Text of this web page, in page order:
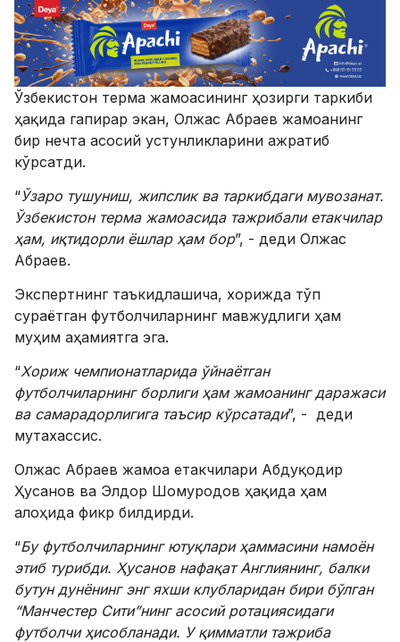
Ўзбекистон терма жамоасининг ҳозирги таркиби
ҳақида гапирар экан, Олжас Абраев жамоанинг
бир нечта асосий устунликларини ажратиб
кўрсатди.
“Ўзаро тушуниш, жипслик ва таркибдаги мувозанат.
Ўзбекистон терма жамоасида тажрибали етакчилар
ҳам, иқтидорли ёшлар ҳам бор”, - деди Олжас
Абраев.
Экспертнинг таъкидлашича, хорижда тўп
сураётган футболчиларнинг мавжудлиги ҳам
муҳим аҳамиятга эга.
“Хориж чемпионатларида ўйнаётган
футболчиларнинг борлиги ҳам жамоанинг даражаси
ва самарадорлигига таъсир кўрсатади”, - деди
мутахассис.
Олжас Абраев жамоа етакчилари Абдуқодир
Ҳусанов ва Элдор Шомуродов ҳақида ҳам
алоҳида фикр билдирди.
“Бу футболчиларнинг ютуқлари ҳаммасини намоён
этиб турибди. Ҳусанов нафақат Англиянинг, балки
бутун дунёнинг энг яхши клубларидан бири бўлган
“Манчестер Сити”нинг асосий ротациясидаги
футболчи ҳисобланади. У қимматли тажриба